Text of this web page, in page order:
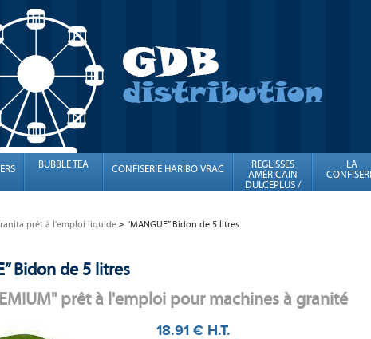
BUBBLE TEA CONFISERIE HARIBO VRAC
REGLISSES
AMÉRICAIN
DULCEPLUS /
FINI
LA
prêt à l'emploi liquide “MANGUE” Bidon de 5 litres
Bidon de 5 litres
prêt à l'emploi pour machines à granité
18.91 € H.T.